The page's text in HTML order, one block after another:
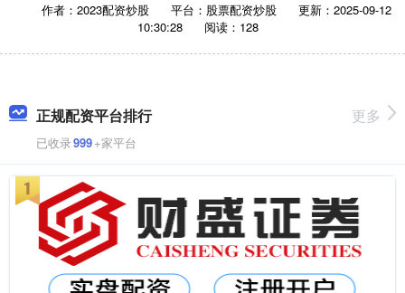
作者：2023配资炒股 平台：股票配资炒股
更新：2025-09-12
10:30:28
阅读：128
正规配资平台排行
已收录999+家平台
更多